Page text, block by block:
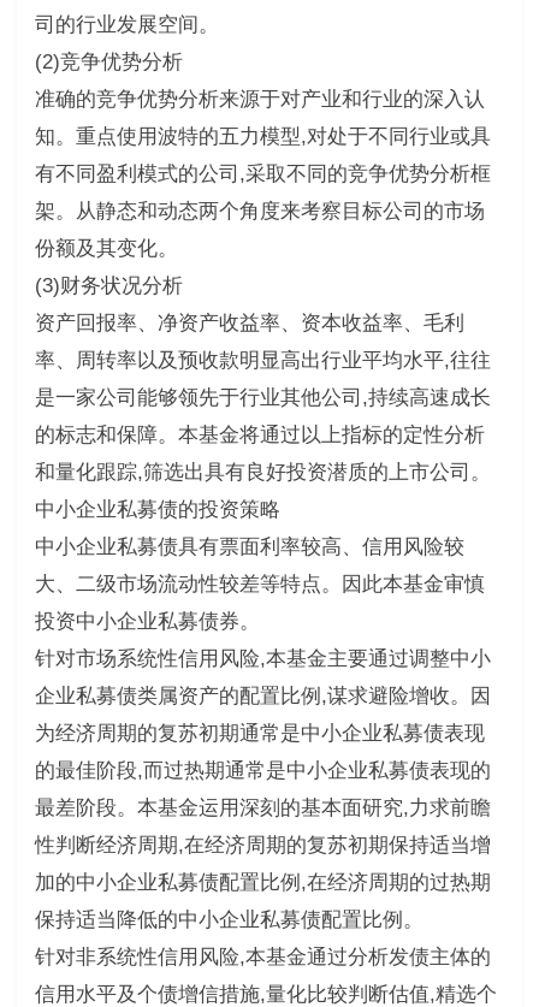
司的行业发展空间。
(2)竞争优势分析
准确的竞争优势分析来源于对产业和行业的深入认
知。重点使用波特的五力模型,对处于不同行业或具
有不同盈利模式的公司,采取不同的竞争优势分析框
架。从静态和动态两个角度来考察目标公司的市场
份额及其变化。
(3)财务状况分析
资产回报率、净资产收益率、资本收益率、毛利
率、周转率以及预收款明显高出行业平均水平,往往
是一家公司能够领先于行业其他公司,持续高速成长
的标志和保障。本基金将通过以上指标的定性分析
和量化跟踪,筛选出具有良好投资潜质的上市公司。
中小企业私募债的投资策略
中小企业私募债具有票面利率较高、信用风险较
大、二级市场流动性较差等特点。因此本基金审慎
投资中小企业私募债券。
针对市场系统性信用风险,本基金主要通过调整中小
企业私募债类属资产的配置比例,谋求避险增收。因
为经济周期的复苏初期通常是中小企业私募债表现
的最佳阶段,而过热期通常是中小企业私募债表现的
最差阶段。本基金运用深刻的基本面研究,力求前瞻
性判断经济周期,在经济周期的复苏初期保持适当增
加的中小企业私募债配置比例,在经济周期的过热期
保持适当降低的中小企业私募债配置比例。
针对非系统性信用风险,本基金通过分析发债主体的
信用水平及个债增信措施,量化比较判断估值,精选个